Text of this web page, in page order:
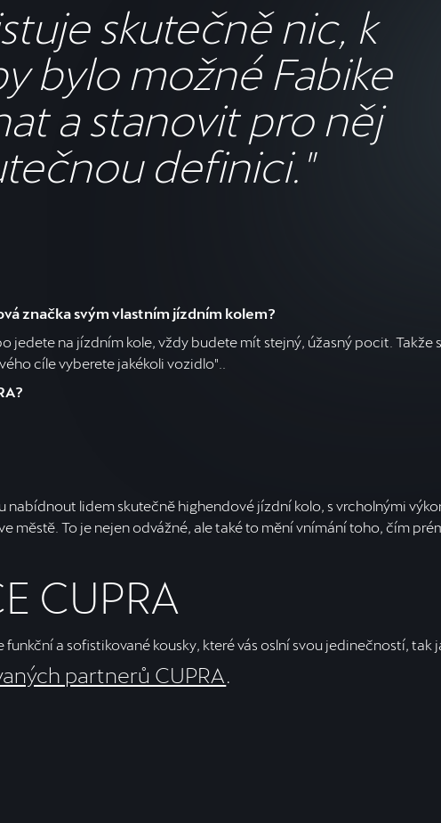
skutečně nic, k
bylo možné Fabike
a stanovit pro něj
definici."
značka svým vlastním jízdním kolem?
na jízdním kole, vždy budete mít stejný, úžasný pocit. Takže
cíle vyberete jakékoli vozidlo"..
nabídnout lidem skutečně highendové jízdní kolo, s vrcholnými
To je nejen odvážné, ale také to mění vnímání toho, čím
CUPRA
a sofistikované kousky, které vás oslní svou jedinečností, tak
partnerů CUPRA.